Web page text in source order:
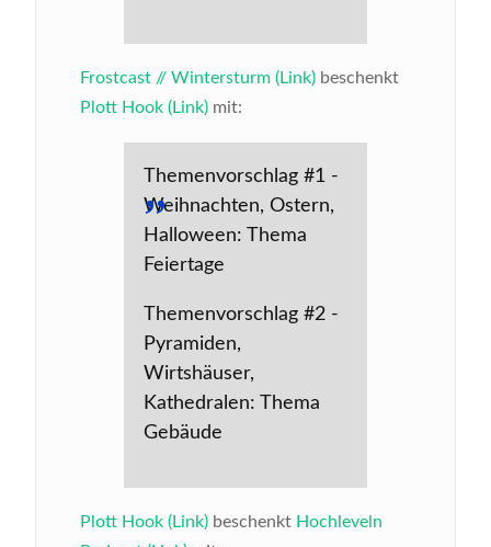
Frostcast // Wintersturm (Link) beschenkt
Plott Hook (Link) mit:
Themenvorschlag #1 -
Weihnachten, Ostern,
Halloween: Thema
Feiertage
Themenvorschlag #2 -
Pyramiden,
Wirtshäuser,
Kathedralen: Thema
Gebäude
Plott Hook (Link) beschenkt Hochleveln